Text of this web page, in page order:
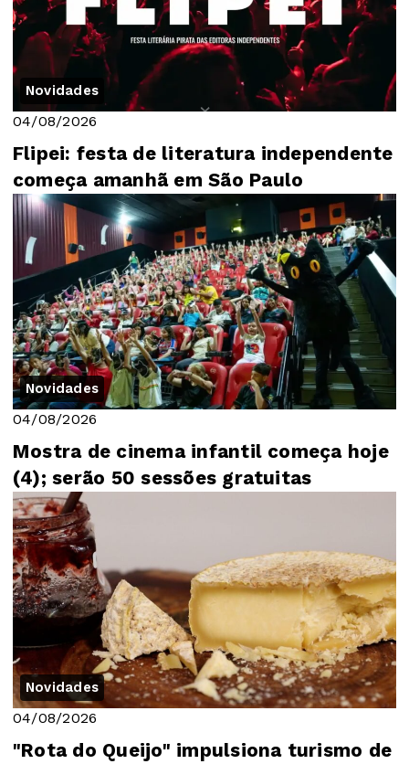
Novidades
04/08/2026
Flipei: festa de literatura independente
começa amanhã em São Paulo
Novidades
04/08/2026
Mostra de cinema infantil começa hoje
(4); serão 50 sessões gratuitas
Novidades
04/08/2026
"Rota do Queijo" impulsiona turismo de